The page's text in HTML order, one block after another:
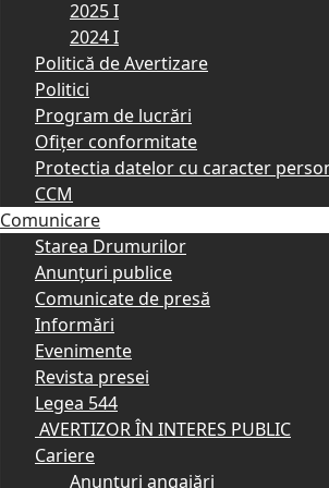
2025 I
2024 I
Politică de Avertizare
Politici
Program de lucrări
Ofițer conformitate
Protectia datelor cu caracter
CCM
Comunicare
Starea Drumurilor
Anunţuri publice
Comunicate de presă
Informări
Evenimente
Revista presei
Legea 544
AVERTIZOR ÎN INTERES PUBLIC
Cariere
Anunţuri angajări